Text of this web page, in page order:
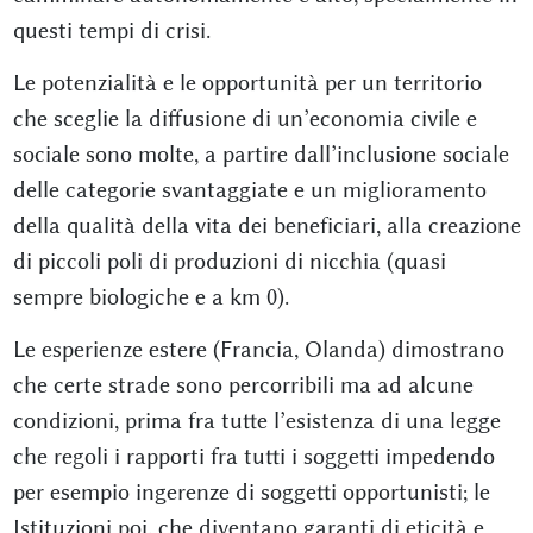
questi tempi di crisi.
Le potenzialità e le opportunità per un territorio
che sceglie la diffusione di un’economia civile e
sociale sono molte, a partire dall’inclusione sociale
delle categorie svantaggiate e un miglioramento
della qualità della vita dei beneficiari, alla creazione
di piccoli poli di produzioni di nicchia (quasi
sempre biologiche e a km 0).
Le esperienze estere (Francia, Olanda) dimostrano
che certe strade sono percorribili ma ad alcune
condizioni, prima fra tutte l’esistenza di una legge
che regoli i rapporti fra tutti i soggetti impedendo
per esempio ingerenze di soggetti opportunisti; le